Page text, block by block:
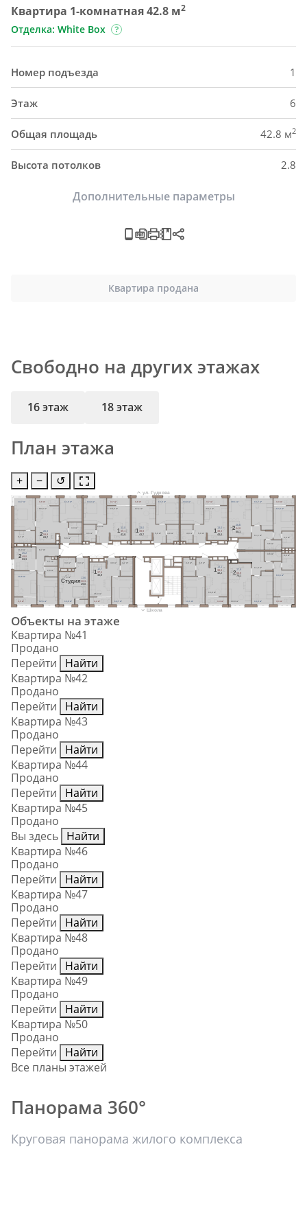
Квартира 1-комнатная 42.8 м2
Отделка: White Box
Номер подъезда 1
Этаж 6
Общая площадь 42.8 м2
Высота потолков 2.8
Дополнительные параметры
Квартира продана
Свободно на других этажах
16 этаж 18 этаж
План этажа
+ − ↺
12,7 м²
4,7 м²
15,3 м²
4,8 м²
3,4 м²
1
12,7
37,5
40,9
3,8 м² 3,8 м²
13,6 м²
7,1 м²
Cтудия
13,6
28,3
29,8
2,1 м²
3,5 м²
12,6 м²
12,6 м²
11,0 м² 8,7 м²
2,8 м²
2
25,2
49,8
53,3
3,8 м²
14,7 м²
5,7 м²
3,3 м²
11,6 м²
18,0 м²
6,6 м²
2
26,3
59,9
63,7
13,0 м²
4,6 м²
5,0 м²
3,7 м²
16,5 м²
1
13,0
39,1
42,8
13,0 м²
4,8 м²
5,0 м²
3,8 м²
17,1 м²
1
13,0
39,9
43,7
13,0 м²
4,8 м² 5,0 м²
3,7 м²
16,5 м²
1
13,0
39,3
43,0
3,3 м²
19,1 м²
12,9 м²
3,6 м²
4,4 м²
13,7 м²
11,1 м²
2
26,6
64,8
68,1
19,9 м²
13,6 м²
3,6 м²
4,4 м²
14,3 м²
11,0 м²
3,3 м²
2
27,9
66,8
70,1
3,4 м²
13,1 м²
4,8 м² 4,9 м²
16,0 м²
1
13,1
38,8
42,2
Школа
ул. Гудкова
Объекты на этаже
Квартира №41
Продано
Перейти
Найти
Квартира №42
Продано
Перейти
Найти
Квартира №43
Продано
Перейти
Найти
Квартира №44
Продано
Перейти
Найти
Квартира №45
Продано
Вы здесь Найти
Квартира №46
Продано
Перейти
Найти
Квартира №47
Продано
Перейти
Найти
Квартира №48
Продано
Перейти
Найти
Квартира №49
Продано
Перейти
Найти
Квартира №50
Продано
Перейти
Найти
Все планы этажей
Панорама 360°
Круговая панорама жилого комплекса